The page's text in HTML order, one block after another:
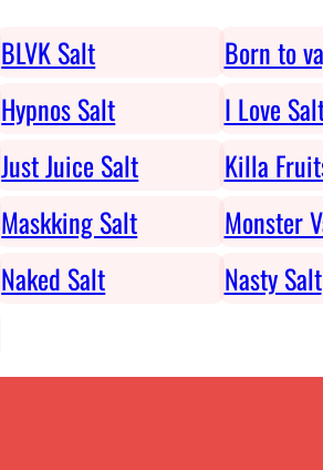
BLVK Salt Born to
Hypnos Salt I Love
Just Juice Salt Killa
Maskking Salt Monster
Naked Salt Nasty Salt